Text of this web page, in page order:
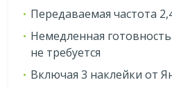
Передаваемая частота
Немедленная
не требуется
Включая 3 наклейки от